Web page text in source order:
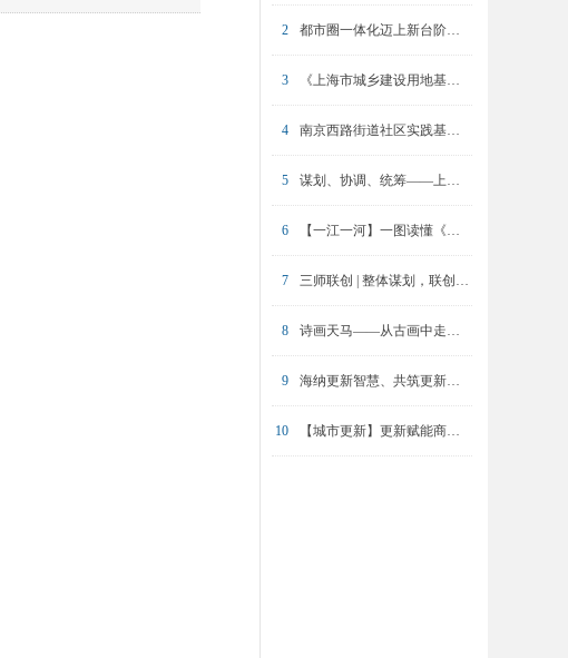
2 都市圈一体化迈上新台阶：《上海大都市圈通勤报告2024》发布
3 《上海市城乡建设用地基准地价（2026年）》发布
4 南京西路街道社区实践基地：人民城市的共治诗篇
5 谋划、协调、统筹——上海城市更新“三师”负责制之责任规划师使命担当
6 【一江一河】一图读懂《黄浦江沿岸地区功能融合发展和空间品质提升专项规划（2025-2035年）》
7 三师联创 | 整体谋划，联创推进，保障实施 ——大吴淞地区专项规划的“三师负责制”工作实践和创新
8 诗画天马——从古画中走出来的沪派江南
9 海纳更新智慧、共筑更新优势 上海城市更新开拓者联盟三项研究成果重磅发布
10 【城市更新】更新赋能商务，赓续城市华章——上海商务楼宇更新提升试点单元方案咨询会成功举办